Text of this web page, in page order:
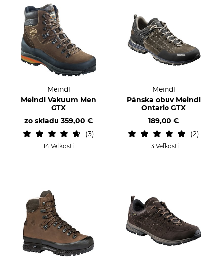
Meindl
Meindl Vakuum Men
GTX
zo skladu 359,00 €
3
14 Veľkosti
Meindl
Pánska obuv Meindl
Ontario GTX
189,00 €
2
13 Veľkosti